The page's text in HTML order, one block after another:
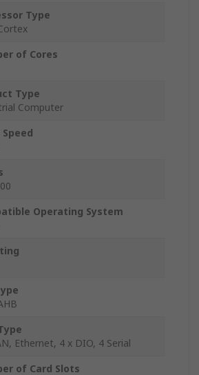
Type
of Cores
Type
Computer
Operating System
Ethernet, 4 x DIO, 4 Serial
of Card Slots